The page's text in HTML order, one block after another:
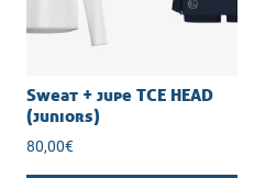
Sweat + jupe TCE HEAD
(juniors)
80,00€